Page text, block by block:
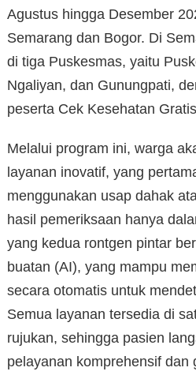
Agustus hingga Desember
Semarang dan Bogor. Di
di tiga Puskesmas, yaitu
Ngaliyan, dan Gunungpati,
peserta Cek Kesehatan
Melalui program ini, warga
layanan inovatif, yang
menggunakan usap dahak
hasil pemeriksaan hanya
yang kedua rontgen pintar
buatan (AI), yang mampu
secara otomatis untuk
Semua layanan tersedia di
rujukan, sehingga pasien
pelayanan komprehensif dan